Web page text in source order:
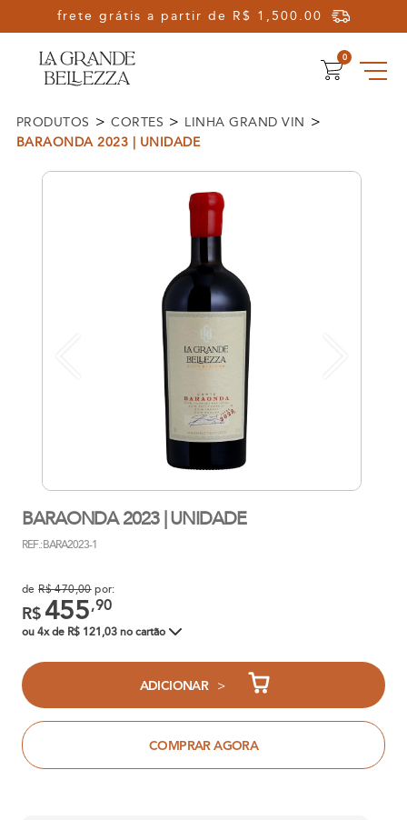
Olá, Seja Bem-vindo!
0
PRODUTOS > CORTES > LINHA GRAND VIN >
BARAONDA 2023 | UNIDADE
BARAONDA 2023 | UNIDADE
REF.: BARA2023-1
deR$ 470,00por:
R$ 455,90
ou 4x de R$ 121,03 no cartão
ADICIONAR>
COMPRAR AGORA